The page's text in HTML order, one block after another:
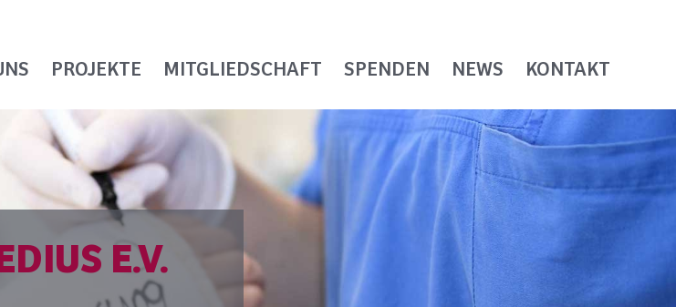
PROJEKTE MITGLIEDSCHAFT SPENDEN NEWS KONTAKT